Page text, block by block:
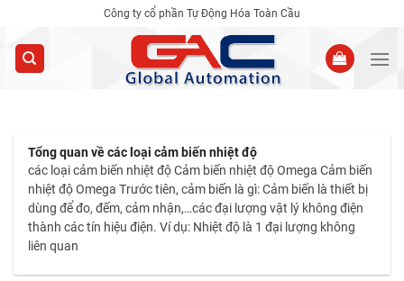
content
Công ty cổ phần Tự Động Hóa Toàn Cầu
Tổng quan về các loại cảm biến nhiệt độ
các loại cảm biến nhiệt độ Cảm biến nhiệt độ Omega Cảm biến
nhiệt độ Omega Trước tiên, cảm biến là gì: Cảm biến là thiết bị
dùng để đo, đếm, cảm nhận,…các đại lượng vật lý không điện
thành các tín hiệu điện. Ví dụ: Nhiệt độ là 1 đại lượng không
liên quan